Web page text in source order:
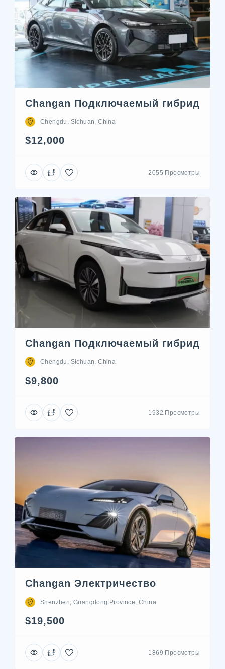
Changan Подключаемый гибрид
Chengdu, Sichuan, China
$12,000
2055 Просмотры
Changan Подключаемый гибрид
Chengdu, Sichuan, China
$9,800
1932 Просмотры
Changan Электричество
Shenzhen, Guangdong Province, China
$19,500
1869 Просмотры